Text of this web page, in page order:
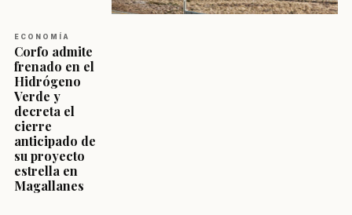
ECONOMÍA
Corfo admite
frenado en el
Hidrógeno
Verde y
decreta el
cierre
anticipado de
su proyecto
estrella en
Magallanes